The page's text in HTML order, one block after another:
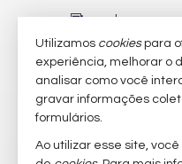
Características do
Sauna
Salão de Festas
Piscina
Medidores Individuais
Captação de Água
Playground
receba nosso
indicadores
cadastre seu
imóveis favoritos
mapa de
Utilizamos cookiespara
experiência, melhorar o
analisar como você
gravar informações
formulários.
Ao utilizar esse site,